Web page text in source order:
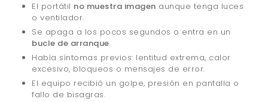
El portátil no muestra imagen aunque tenga luces
o ventilador.
Se apaga a los pocos segundos o entra en un
bucle de arranque.
Había síntomas previos: lentitud extrema, calor
excesivo, bloqueos o mensajes de error.
El equipo recibió un golpe, presión en pantalla o
fallo de bisagras.